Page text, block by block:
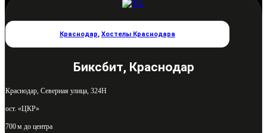
Краснодар, Хостелы Краснодара
Биксбит, Краснодар
Краснодар, Северная улица, 324Н
ост. «ЦКР»
700 м до центра